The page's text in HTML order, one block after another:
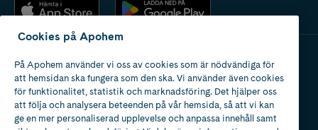
Apotek med tillstånd
av Läkemedelsverket
Cookies på Apohem
På Apohem använder vi oss av cookies som är nödvändiga för
att hemsidan ska fungera som den ska. Vi använder även cookies
för funktionalitet, statistik och marknadsföring. Det hjälper oss
att följa och analysera beteenden på vår hemsida, så att vi kan
ge en mer personaliserad upplevelse och anpassa innehåll samt